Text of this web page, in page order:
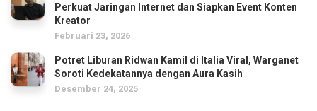
Perkuat Jaringan Internet dan Siapkan Event Konten
Kreator
Februari 23, 2026
Potret Liburan Ridwan Kamil di Italia Viral, Warganet
Soroti Kedekatannya dengan Aura Kasih
Desember 24, 2025